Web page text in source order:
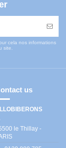
cela nos informations
site.
us
le Thillay -